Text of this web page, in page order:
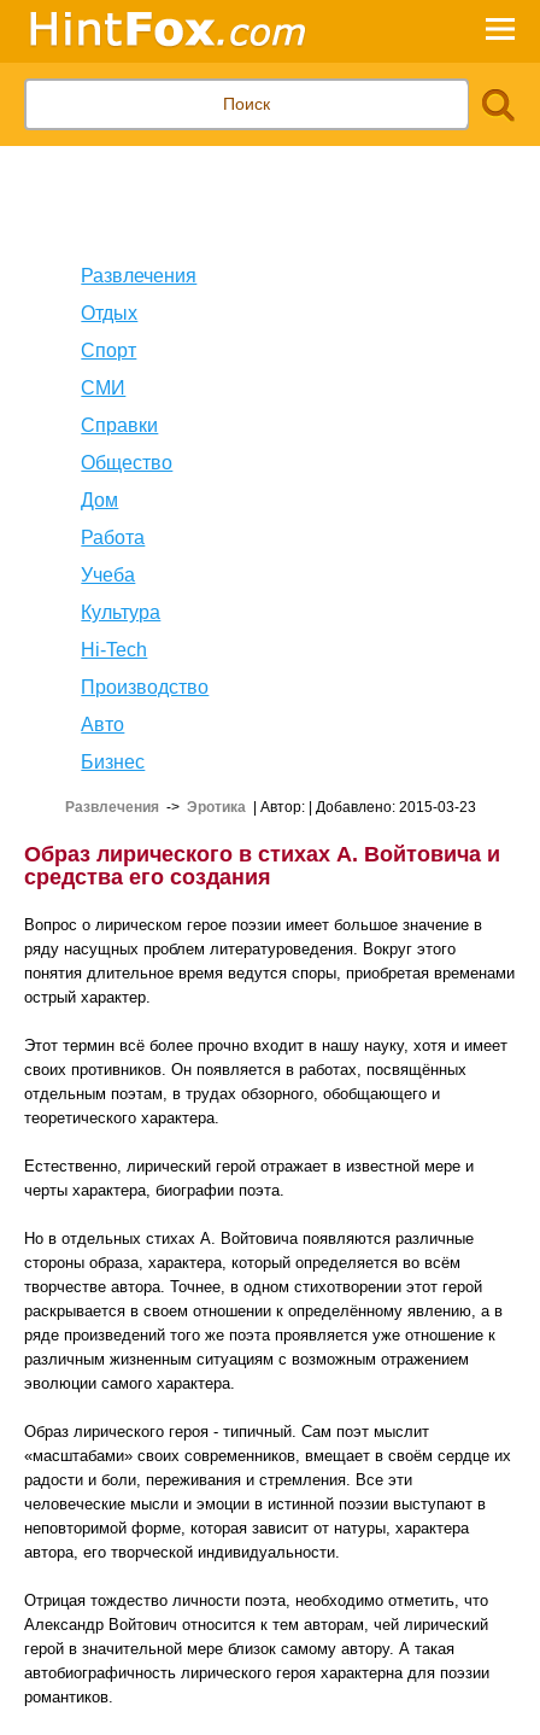
Развлечения
Отдых
Спорт
СМИ
Справки
Общество
Дом
Работа
Учеба
Культура
Hi-Tech
Производство
Авто
Бизнес
Развлечения -> Эротика| Автор: | Добавлено: 2015-03-23
Образ лирического в стихах А. Войтовича и
средства его создания
Вопрос о лирическом герое поэзии имеет большое значение в
ряду насущных проблем литературоведения. Вокруг этого
понятия длительное время ведутся споры, приобретая временами
острый характер.
Этот термин всё более прочно входит в нашу науку, хотя и имеет
своих противников. Он появляется в работах, посвящённых
отдельным поэтам, в трудах обзорного, обобщающего и
теоретического характера.
Естественно, лирический герой отражает в известной мере и
черты характера, биографии поэта.
Но в отдельных стихах А. Войтовича появляются различные
стороны образа, характера, который определяется во всём
творчестве автора. Точнее, в одном стихотворении этот герой
раскрывается в своем отношении к определённому явлению, а в
ряде произведений того же поэта проявляется уже отношение к
различным жизненным ситуациям с возможным отражением
эволюции самого характера.
Образ лирического героя - типичный. Сам поэт мыслит
«масштабами» своих современников, вмещает в своём сердце их
радости и боли, переживания и стремления. Все эти
человеческие мысли и эмоции в истинной поэзии выступают в
неповторимой форме, которая зависит от натуры, характера
автора, его творческой индивидуальности.
Отрицая тождество личности поэта, необходимо отметить, что
Александр Войтович относится к тем авторам, чей лирический
герой в значительной мере близок самому автору. А такая
автобиографичность лирического героя характерна для поэзии
романтиков.